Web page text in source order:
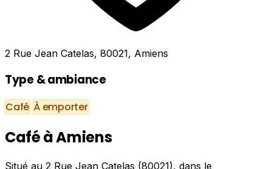
2 Rue Jean Catelas, 80021, Amiens
Type & ambiance
Café À emporter
Café à Amiens
Situé au 2 Rue Jean Catelas (80021), dans le